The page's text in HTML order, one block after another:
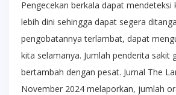
Pengecekan berkala dapat mendeteksi
lebih dini sehingga dapat segera
pengobatannya terlambat, dapat
kita selamanya. Jumlah penderita sakit
bertambah dengan pesat. Jurnal The
November 2024 melaporkan, jumlah